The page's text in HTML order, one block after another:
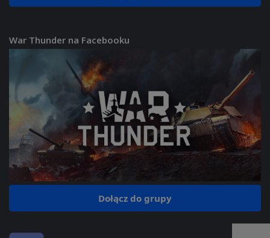
War Thunder na Facebooku
Dołącz do grupy